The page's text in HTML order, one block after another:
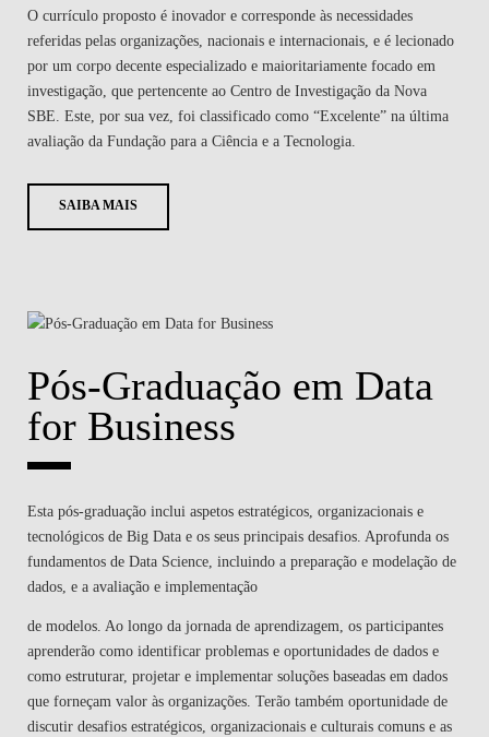
O currículo proposto é inovador e corresponde às necessidades
referidas pelas organizações, nacionais e internacionais, e é lecionado
por um corpo decente especializado e maioritariamente focado em
investigação, que pertencente ao Centro de Investigação da Nova
SBE. Este, por sua vez, foi classificado como “Excelente” na última
avaliação da Fundação para a Ciência e a Tecnologia.
SAIBA MAIS
Pós-Graduação em Data
for Business
Esta pós-graduação inclui aspetos estratégicos, organizacionais e
tecnológicos de Big Data e os seus principais desafios. Aprofunda os
fundamentos de Data Science, incluindo a preparação e modelação de
dados, e a avaliação e implementação
de modelos. Ao longo da jornada de aprendizagem, os participantes
aprenderão como identificar problemas e oportunidades de dados e
como estruturar, projetar e implementar soluções baseadas em dados
que forneçam valor às organizações. Terão também oportunidade de
discutir desafios estratégicos, organizacionais e culturais comuns e as